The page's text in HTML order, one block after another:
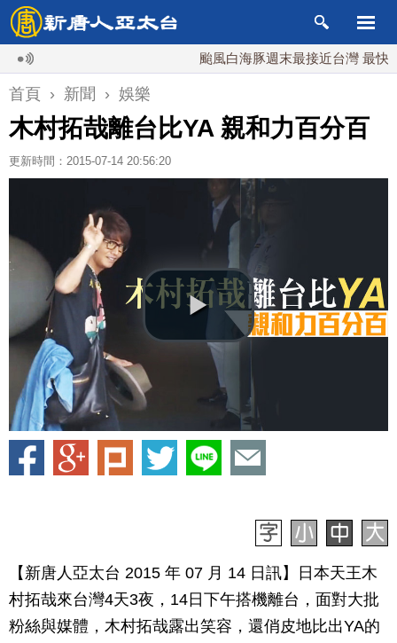
颱風白海豚週末最接近台灣 最快9日可
首頁 › 新聞 › 娛樂
木村拓哉離台比YA 親和力百分百
更新時間：2015-07-14 20:56:20
【新唐人亞太台 2015 年 07 月 14 日訊】日本天王木
村拓哉來台灣4天3夜，14日下午搭機離台，面對大批
粉絲與媒體，木村拓哉露出笑容，還俏皮地比出YA的